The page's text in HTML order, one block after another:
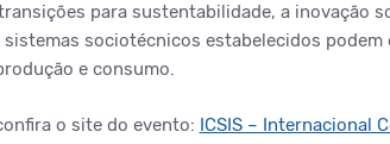
para sustentabilidade, a inovação
sociotécnicos estabelecidos
e consumo.
o site do evento: ICSIS – Internacional